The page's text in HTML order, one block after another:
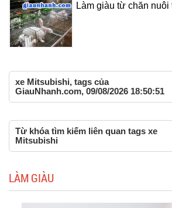
Làm giàu từ chăn nuôi
xe Mitsubishi, tags của
GiauNhanh.com, 09/08/2026 18:50:51
Từ khóa tìm kiếm liên quan tags xe
Mitsubishi
LÀM GIÀU